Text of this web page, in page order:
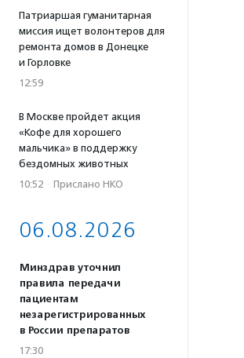
Патриаршая гуманитарная
миссия ищет волонтеров для
ремонта домов в Донецке
и Горловке
12:59
В Москве пройдет акция
«Кофе для хорошего
мальчика» в поддержку
бездомных животных
10:52 · Прислано НКО
06.08.2026
Минздрав уточнил
правила передачи
пациентам
незарегистрированных
в России препаратов
17:30